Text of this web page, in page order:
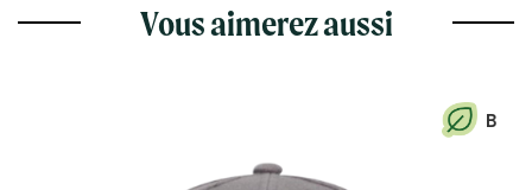
Vous aimerez aussi
B